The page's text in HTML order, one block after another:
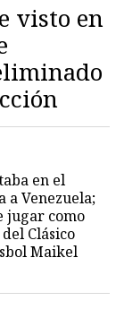
visto en
en el
a Venezuela;
jugar como
Clásico
Maikel